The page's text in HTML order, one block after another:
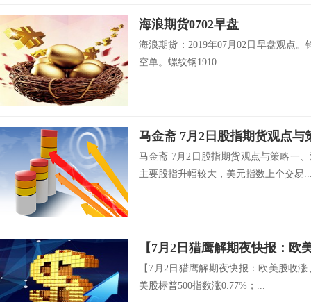
海浪期货0702早盘
海浪期货：2019年07月02日早盘观点。
空单。螺纹钢1910...
马金斋 7月2日股指期货观点与
马金斋 7月2日股指期货观点与策略一
主要股指升幅较大，美元指数上个交易
【7月2日猎鹰解期夜快报：欧美股收
美股标普500指数涨0.77%；...